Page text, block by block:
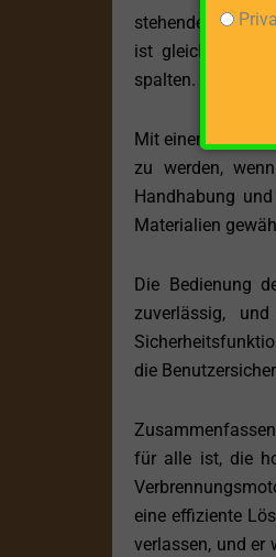
stehenden
ist
spalten.
Mit einem
zu werden,
Handhabung
Materialien
Die Bedienung
zuverlässig,
die
für alle ist, die
eine effiziente
verlassen, und er